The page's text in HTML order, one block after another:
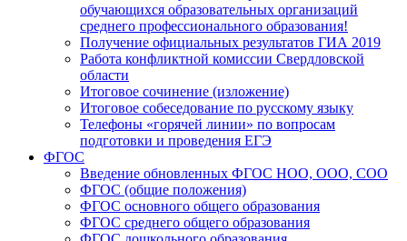
обучающихся образовательных организаций
среднего профессионального образования!
Получение официальных результатов ГИА 2019
Работа конфликтной комиссии Свердловской
области
Итоговое сочинение (изложение)
Итоговое собеседование по русскому языку
Телефоны «горячей линии» по вопросам
подготовки и проведения ЕГЭ
ФГОС
Введение обновленных ФГОС НОО, ООО, СОО
ФГОС (общие положения)
ФГОС основного общего образования
ФГОС среднего общего образования